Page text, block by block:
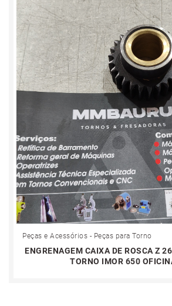
Peças e Acessórios - Peças para Torno
ENGRENAGEM CAIXA DE ROSCA Z
TORNO IMOR 650